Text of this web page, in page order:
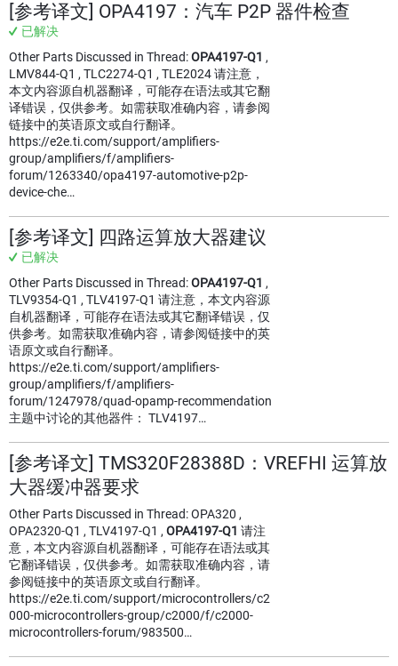
[参考译文] OPA4197：汽车 P2P 器件检查
已解决
Other Parts Discussed in Thread:OPA4197-Q1 ,
LMV844-Q1 , TLC2274-Q1 , TLE2024 请注意，
本文内容源自机器翻译，可能存在语法或其它翻
译错误，仅供参考。如需获取准确内容，请参阅
链接中的英语原文或自行翻译。
https://e2e.ti.com/support/amplifiers-
group/amplifiers/f/amplifiers-
forum/1263340/opa4197-automotive-p2p-
device-che…
[参考译文] 四路运算放大器建议
已解决
Other Parts Discussed in Thread:OPA4197-Q1 ,
TLV9354-Q1 , TLV4197-Q1 请注意，本文内容源
自机器翻译，可能存在语法或其它翻译错误，仅
供参考。如需获取准确内容，请参阅链接中的英
语原文或自行翻译。
https://e2e.ti.com/support/amplifiers-
group/amplifiers/f/amplifiers-
forum/1247978/quad-opamp-recommendation
主题中讨论的其他器件： TLV4197…
[参考译文] TMS320F28388D：VREFHI 运算放
大器缓冲器要求
Other Parts Discussed in Thread: OPA320 ,
OPA2320-Q1 , TLV4197-Q1 , OPA4197-Q1 请注
意，本文内容源自机器翻译，可能存在语法或其
它翻译错误，仅供参考。如需获取准确内容，请
参阅链接中的英语原文或自行翻译。
https://e2e.ti.com/support/microcontrollers/c2
000-microcontrollers-group/c2000/f/c2000-
microcontrollers-forum/983500…